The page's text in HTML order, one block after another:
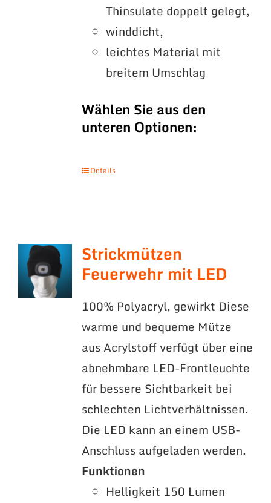
Thinsulate doppelt gelegt,
winddicht,
leichtes Material mit
breitem Umschlag
Wählen Sie aus den
unteren Optionen:
Details
Strickmützen
Feuerwehr mit LED
100% Polyacryl, gewirkt Diese
warme und bequeme Mütze
aus Acrylstoff verfügt über eine
abnehmbare LED-Frontleuchte
für bessere Sichtbarkeit bei
schlechten Lichtverhältnissen.
Die LED kann an einem USB-
Anschluss aufgeladen werden.
Funktionen
Helligkeit 150 Lumen